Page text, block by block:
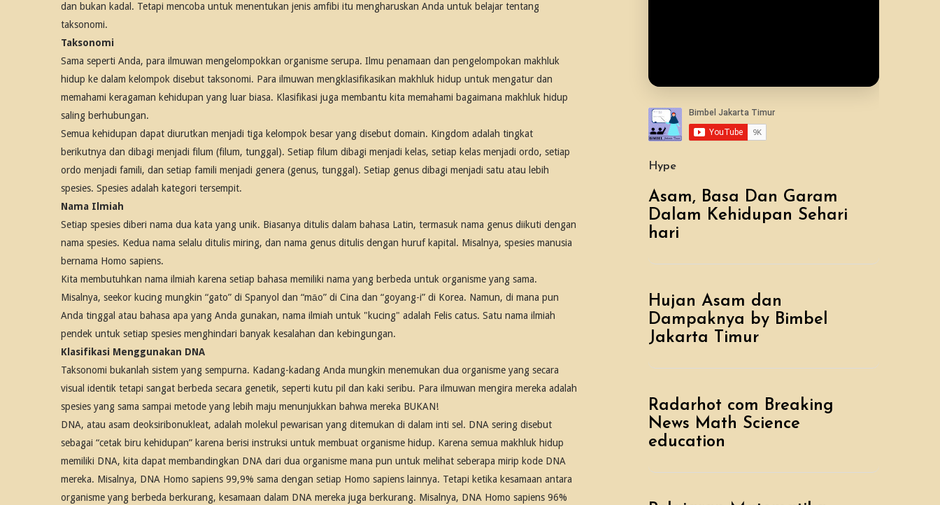
dan bukan kadal. Tetapi mencoba untuk menentukan jenis amfibi itu mengharuskan Anda untuk belajar tentang
taksonomi.
Taksonomi
Sama seperti Anda, para ilmuwan mengelompokkan organisme serupa. Ilmu penamaan dan pengelompokan makhluk
hidup ke dalam kelompok disebut taksonomi. Para ilmuwan mengklasifikasikan makhluk hidup untuk mengatur dan
memahami keragaman kehidupan yang luar biasa. Klasifikasi juga membantu kita memahami bagaimana makhluk hidup
saling berhubungan.
Semua kehidupan dapat diurutkan menjadi tiga kelompok besar yang disebut domain. Kingdom adalah tingkat
berikutnya dan dibagi menjadi filum (filum, tunggal). Setiap filum dibagi menjadi kelas, setiap kelas menjadi ordo, setiap
ordo menjadi famili, dan setiap famili menjadi genera (genus, tunggal). Setiap genus dibagi menjadi satu atau lebih
spesies. Spesies adalah kategori tersempit.
Nama Ilmiah
Setiap spesies diberi nama dua kata yang unik. Biasanya ditulis dalam bahasa Latin, termasuk nama genus diikuti dengan
nama spesies. Kedua nama selalu ditulis miring, dan nama genus ditulis dengan huruf kapital. Misalnya, spesies manusia
bernama Homo sapiens.
Kita membutuhkan nama ilmiah karena setiap bahasa memiliki nama yang berbeda untuk organisme yang sama.
Misalnya, seekor kucing mungkin “gato” di Spanyol dan “māo” di Cina dan “goyang-i” di Korea. Namun, di mana pun
Anda tinggal atau bahasa apa yang Anda gunakan, nama ilmiah untuk "kucing" adalah Felis catus. Satu nama ilmiah
pendek untuk setiap spesies menghindari banyak kesalahan dan kebingungan.
Klasifikasi Menggunakan DNA
Taksonomi bukanlah sistem yang sempurna. Kadang-kadang Anda mungkin menemukan dua organisme yang secara
visual identik tetapi sangat berbeda secara genetik, seperti kutu pil dan kaki seribu. Para ilmuwan mengira mereka adalah
spesies yang sama sampai metode yang lebih maju menunjukkan bahwa mereka BUKAN!
DNA, atau asam deoksiribonukleat, adalah molekul pewarisan yang ditemukan di dalam inti sel. DNA sering disebut
sebagai “cetak biru kehidupan” karena berisi instruksi untuk membuat organisme hidup. Karena semua makhluk hidup
memiliki DNA, kita dapat membandingkan DNA dari dua organisme mana pun untuk melihat seberapa mirip kode DNA
mereka. Misalnya, DNA Homo sapiens 99,9% sama dengan setiap Homo sapiens lainnya. Tetapi ketika kesamaan antara
organisme yang berbeda berkurang, kesamaan dalam DNA mereka juga berkurang. Misalnya, DNA Homo sapiens 96%
Hype
Asam, Basa Dan Garam
Dalam Kehidupan Sehari
hari
Hujan Asam dan
Dampaknya by Bimbel
Jakarta Timur
Radarhot com Breaking
News Math Science
education